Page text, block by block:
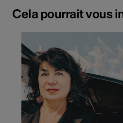
Cela pourrait vous